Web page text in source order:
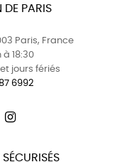
DE PARIS
Paris, France
à 18:30
jours fériés
6992
Pinterest